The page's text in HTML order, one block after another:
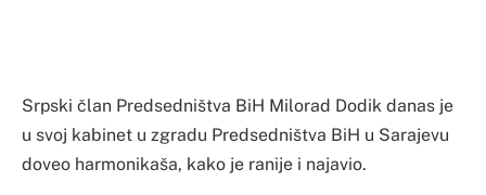
Srpski član Predsedništva BiH Milorad Dodik danas je
u svoj kabinet u zgradu Predsedništva BiH u Sarajevu
doveo harmonikaša, kako je ranije i najavio.